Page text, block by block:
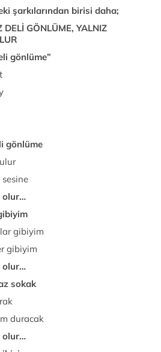
şarkılarından birisi daha;
DELİ GÖNLÜME, YALNIZ
gönlüme”
gönlüme
olur…
gibiyim
gibiyim
olur…
sokak
duracak
olur…